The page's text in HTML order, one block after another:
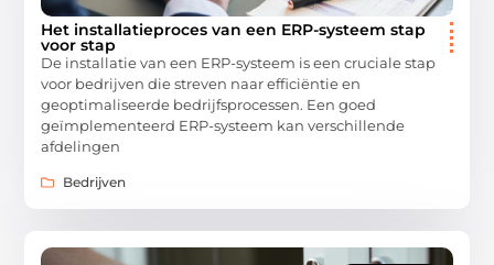
Het installatieproces van een ERP-systeem stap
voor stap
De installatie van een ERP-systeem is een cruciale stap
voor bedrijven die streven naar efficiëntie en
geoptimaliseerde bedrijfsprocessen. Een goed
geïmplementeerd ERP-systeem kan verschillende
afdelingen
Bedrijven